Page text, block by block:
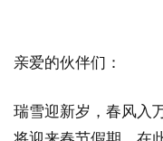
亲爱的伙伴们：
瑞雪迎新岁，春风入